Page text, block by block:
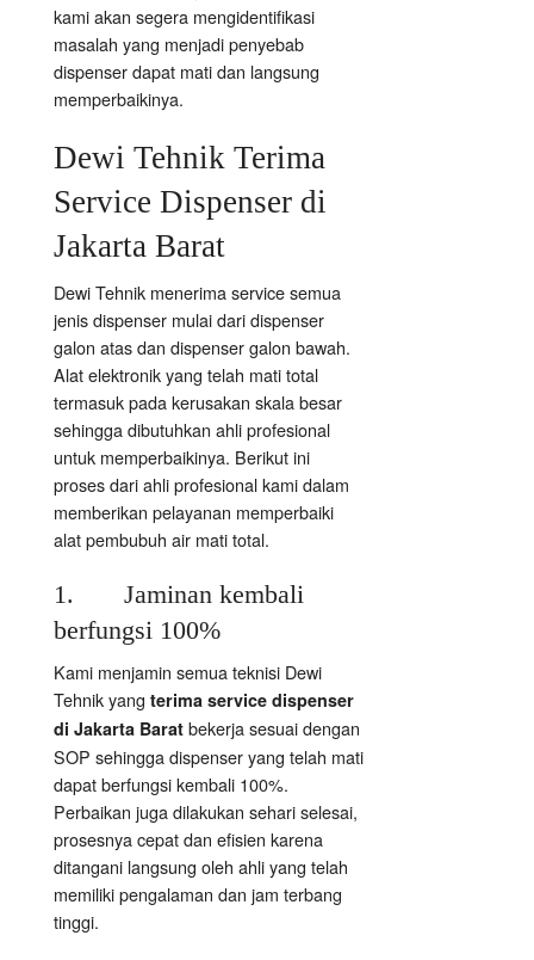
kami akan segera mengidentifikasi
masalah yang menjadi penyebab
dispenser dapat mati dan langsung
memperbaikinya.
Dewi Tehnik Terima
Service Dispenser di
Jakarta Barat
Dewi Tehnik menerima service semua
jenis dispenser mulai dari dispenser
galon atas dan dispenser galon bawah.
Alat elektronik yang telah mati total
termasuk pada kerusakan skala besar
sehingga dibutuhkan ahli profesional
untuk memperbaikinya. Berikut ini
proses dari ahli profesional kami dalam
memberikan pelayanan memperbaiki
alat pembubuh air mati total.
1. Jaminan kembali
berfungsi 100%
Kami menjamin semua teknisi Dewi
Tehnik yang terima service dispenser
di Jakarta Barat bekerja sesuai dengan
SOP sehingga dispenser yang telah mati
dapat berfungsi kembali 100%.
Perbaikan juga dilakukan sehari selesai,
prosesnya cepat dan efisien karena
ditangani langsung oleh ahli yang telah
memiliki pengalaman dan jam terbang
tinggi.